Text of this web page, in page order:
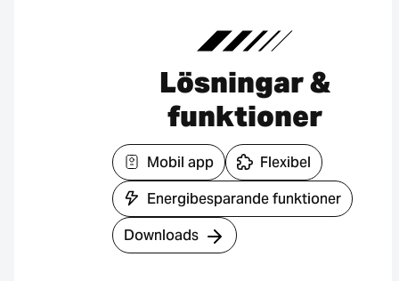
Lösningar &
funktioner
Mobil app
Flexibel
Energibesparande funktioner
Downloads